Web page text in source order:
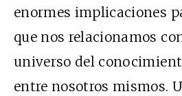
enormes implicaciones
que nos relacionamos
universo del
entre nosotros mismos.